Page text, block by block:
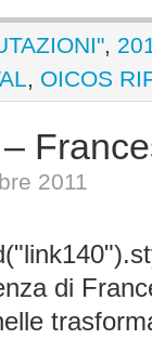
,
, OICOS
2011
di